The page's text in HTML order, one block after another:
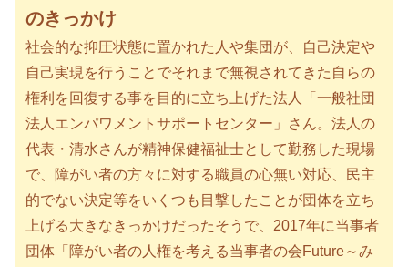
のきっかけ
社会的な抑圧状態に置かれた人や集団が、自己決定や
自己実現を行うことでそれまで無視されてきた自らの
権利を回復する事を目的に立ち上げた法人「一般社団
法人エンパワメントサポートセンター」さん。法人の
代表・清水さんが精神保健福祉士として勤務した現場
で、障がい者の方々に対する職員の心無い対応、民主
的でない決定等をいくつも目撃したことが団体を立ち
上げる大きなきっかけだったそうで、2017年に当事者
団体「障がい者の人権を考える当事者の会Future～み